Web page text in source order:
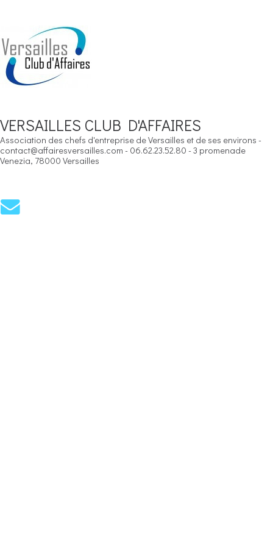
VERSAILLES CLUB D'AFFAIRES
Association des chefs d'entreprise de Versailles et de ses environs -
contact@affairesversailles.com - 06.62.23.52.80 - 3 promenade
Venezia, 78000 Versailles